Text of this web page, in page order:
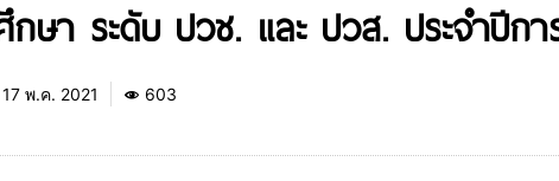
ษา ระดับ ปวช. และ ปวส. ประจำปีก
17 พ.ค. 2021 603